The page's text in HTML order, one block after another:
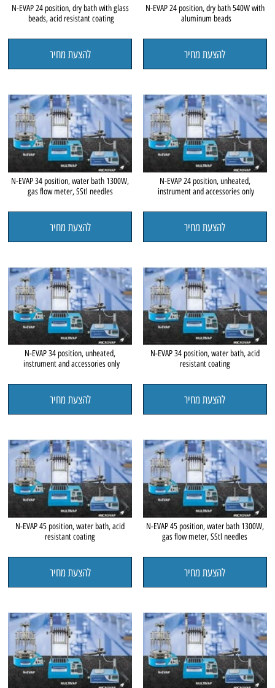
N-EVAP 24 position, dry bath 540W with
aluminum beads
להצעת מחיר
N-EVAP 24 position, dry bath with glass
beads, acid resistant coating
להצעת מחיר
N-EVAP 24 position, unheated,
instrument and accessories only
להצעת מחיר
N-EVAP 34 position, water bath 1300W,
gas flow meter, SStl needles
להצעת מחיר
N-EVAP 34 position, water bath, acid
resistant coating
להצעת מחיר
N-EVAP 34 position, unheated,
instrument and accessories only
להצעת מחיר
N-EVAP 45 position, water bath 1300W,
gas flow meter, SStl needles
להצעת מחיר
N-EVAP 45 position, water bath, acid
resistant coating
להצעת מחיר